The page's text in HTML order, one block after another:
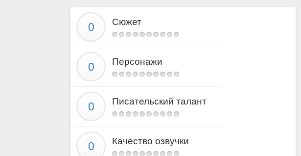
Сюжет
Персонажи
Писательский талант
Качество озвучки